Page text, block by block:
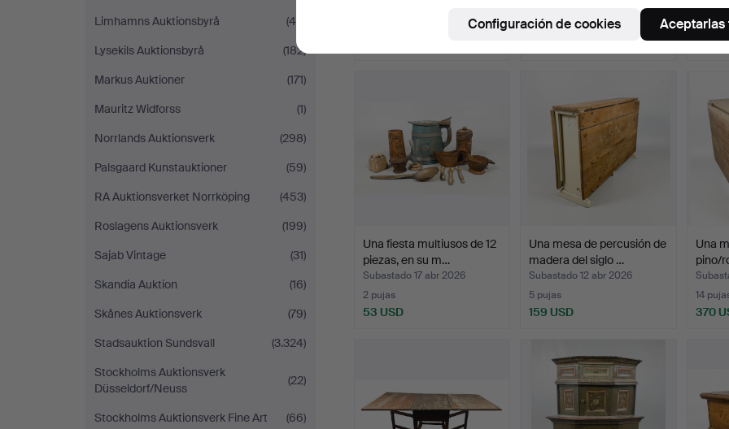
Limhamns Auktionsbyrå
(48)
Lysekils Auktionsbyrå
(182)
Markus Auktioner
(171)
Mauritz Widforss
(1)
Norrlands Auktionsverk
(298)
Palsgaard Kunstauktioner
(59)
RA Auktionsverket Norrköping
(453)
Roslagens Auktionsverk
(199)
Sajab Vintage
(31)
Skandia Auktion
(16)
Skånes Auktionsverk
(79)
Stadsauktion Sundsvall
(3.324)
Stockholms Auktionsverk
Düsseldorf/Neuss
(22)
Stockholms Auktionsverk Fine Art
(66)
1 puja
4 pujas
53
Una fiesta multiusos de 12
piezas, en su m…
Subastado 17 abr 2026
2 pujas
53 USD
Una mesa de percusión de
madera del siglo …
Subastado 12 abr 2026
5 pujas
159 USD
Una
pino/
14
370
Configuración de cookies Aceptarlas